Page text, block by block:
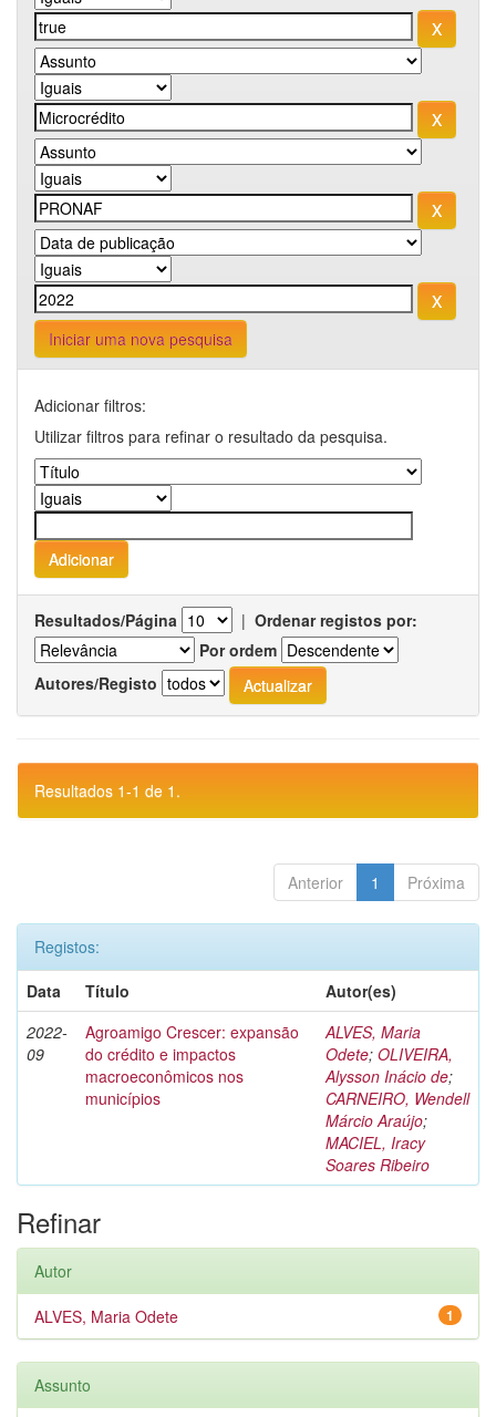
Iniciar uma nova pesquisa
Adicionar filtros:
Utilizar filtros para refinar o resultado da pesquisa.
Resultados/Página | Ordenar registos por:
Por ordem
Autores/Registo
Resultados 1-1 de 1.
Anterior 1 Próxima
Registos:
Data
Título
Autor(es)
2022-
09
Agroamigo Crescer: expansão
do crédito e impactos
macroeconômicos nos
municípios
ALVES, Maria
Odete; OLIVEIRA,
Alysson Inácio de;
CARNEIRO, Wendell
Márcio Araújo;
MACIEL, Iracy
Soares Ribeiro
Refinar
Autor
1
ALVES, Maria Odete
Assunto